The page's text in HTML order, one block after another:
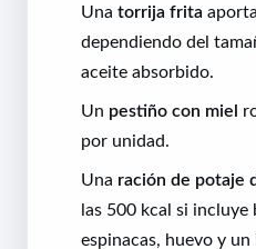
Una torrija frita
dependiendo del
aceite absorbido.
Un pestiño con miel
por unidad.
Una ración de potaje
las 500 kcal si incluye
espinacas, huevo y